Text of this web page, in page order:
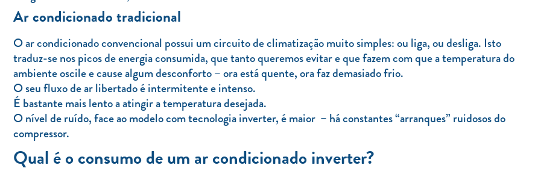
Ar condicionado tradicional
O ar condicionado convencional possui um circuito de climatização muito simples: ou liga, ou desliga. Isto
traduz-se nos picos de energia consumida, que tanto queremos evitar e que fazem com que a temperatura do
ambiente oscile e cause algum desconforto – ora está quente, ora faz demasiado frio.
O seu fluxo de ar libertado é intermitente e intenso.
É bastante mais lento a atingir a temperatura desejada.
O nível de ruído, face ao modelo com tecnologia inverter, é maior – há constantes “arranques” ruidosos do
compressor.
Qual é o consumo de um ar condicionado inverter?